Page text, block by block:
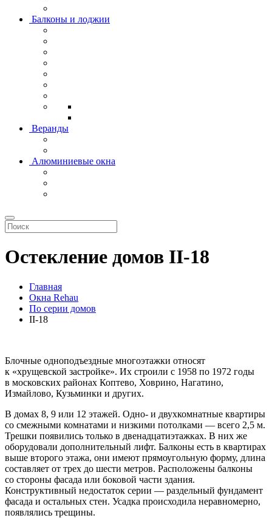
Балконы и лоджии
Веранды
Алюминиевые окна
Остекление домов II-18
Главная
Окна Rehau
По серии домов
II-18
Блочные одноподъездные многоэтажки относят
к «хрущевской застройке». Их строили с 1958 по 1972 годы
в московских районах Коптево, Ховрино, Нагатино,
Измайлово, Кузьминки и других.
В домах 8, 9 или 12 этажей. Одно- и двухкомнатные квартиры
со смежными комнатами и низкими потолками — всего 2,5 м.
Трешки появились только в двенадцатиэтажках. В них же
оборудовали дополнительный лифт. Балконы есть в квартирах
выше второго этажа, они имеют прямоугольную форму, длина
составляет от трех до шести метров. Расположены балконы
со стороны фасада или боковой части здания.
Конструктивный недостаток серии — раздельный фундамент
фасада и остальных стен. Усадка происходила неравномерно,
появлялись трещины.